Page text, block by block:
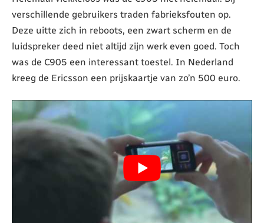
verschillende gebruikers traden fabrieksfouten op.
Deze uitte zich in reboots, een zwart scherm en de
luidspreker deed niet altijd zijn werk even goed. Toch
was de C905 een interessant toestel. In Nederland
kreeg de Ericsson een prijskaartje van zo’n 500 euro.